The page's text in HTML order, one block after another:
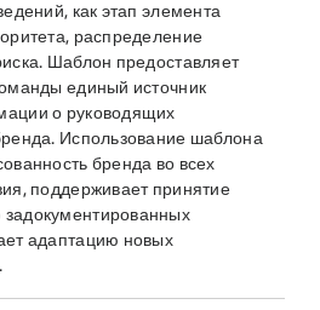
как этап элемента
распределение
Шаблон предоставляет
единый источник
о руководящих
Использование шаблона
бренда во всех
поддерживает принятие
адаптацию новых